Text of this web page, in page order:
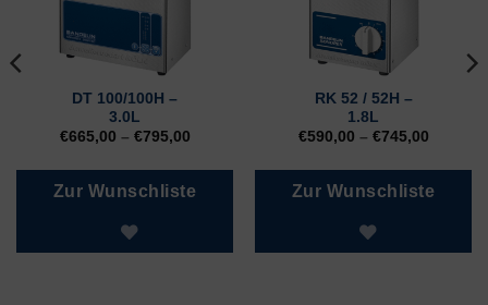
DT 100/100H –
3.0L
€665,00 – €795,00
Zur Wunschliste
RK 52 / 52H –
1.8L
€590,00 – €745,00
Zur Wunschliste